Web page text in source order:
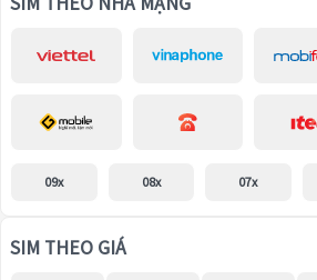
09x 08x 07x
SIM THEO GIÁ